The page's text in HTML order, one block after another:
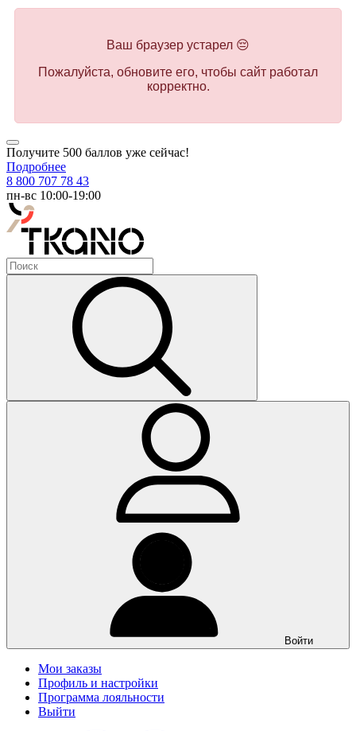
Ваш браузер устарел 😔
Пожалуйста, обновите его, чтобы сайт работал
корректно.
Получите 500 баллов уже сейчас!
Подробнее
8 800 707 78 43
пн-вс 10:00-19:00
Войти
Мои заказы
Профиль и настройки
Программа лояльности
Выйти